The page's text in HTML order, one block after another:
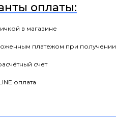
оплаты:
в магазине
платежом при получении
счет
оплата